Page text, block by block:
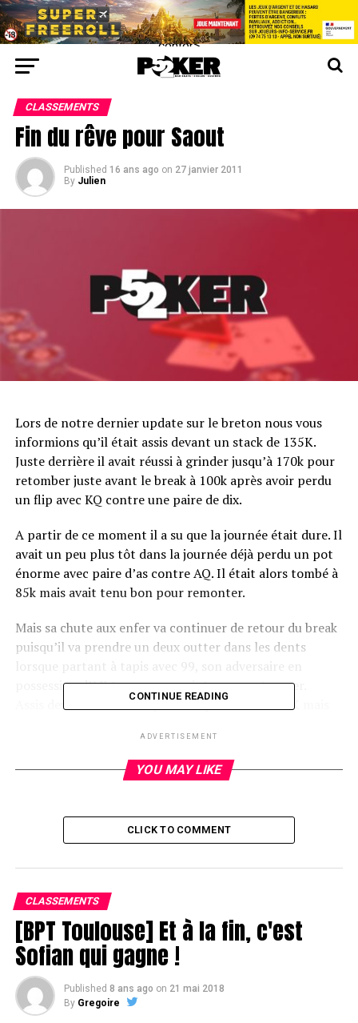
center>
CLASSEMENTS
Fin du rêve pour Saout
Published 16 ans ago on 27 janvier 2011
By Julien
Lors de notre dernier update sur le breton nous vous
informions qu’il était assis devant un stack de 135K.
Juste derrière il avait réussi à grinder jusqu’à 170k pour
retomber juste avant le break à 100k après avoir perdu
un flip avec KQ contre une paire de dix.
A partir de ce moment il a su que la journée était dure. Il
avait un peu plus tôt dans la journée déjà perdu un pot
énorme avec paire d’as contre AQ. Il était alors tombé à
85k mais avait tenu bon pour remonter.
Mais sa chute aux enfer va continuer de retour du break
puisqu’il va prendre un deux outter dans les dents
lorsque partant à tapis avec 99, son adversaire en
possession d’AK trouve une quinte runner/runner.
Assis devant 65k il finit par tout pousser avec AK mais
Antoine n’arrivera pas une nouvelle fois à gagner ce flip
et doit rejoindre le rail. Sick.
RELATED TOPICS:
La minute Bichon
CONTINUE READING
ADVERTISEMENT
YOU MAY LIKE
CLICK TO COMMENT
CLASSEMENTS
[BPT Toulouse] Et à la fin, c'est
Sofian qui gagne !
Published 8 ans ago on 21 mai 2018
By Gregoire